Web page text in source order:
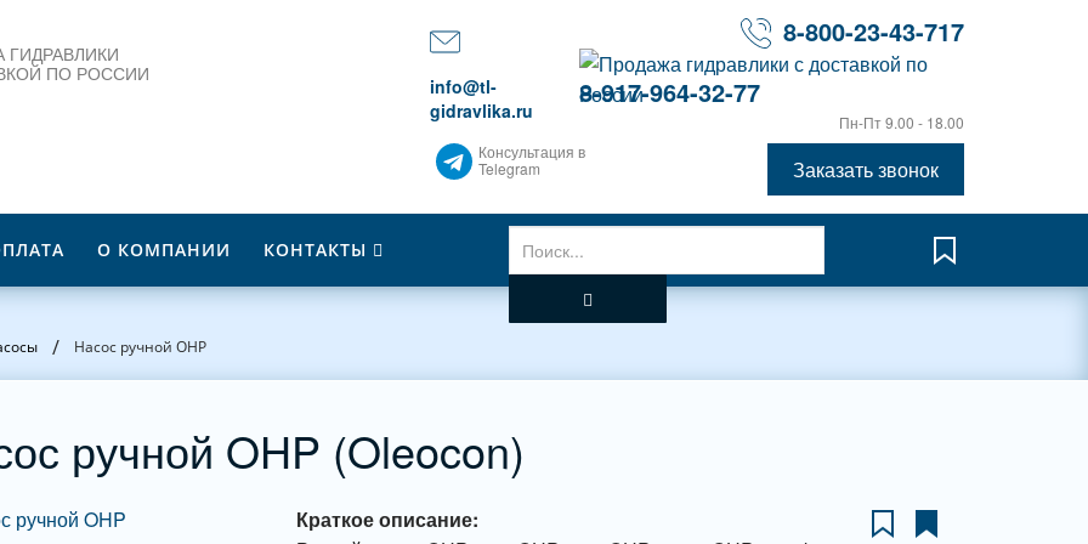
ПО РОССИИ
info@tl-
gidravlika.ru
8-800-23-43-717
8-917-964-32-77
Пн-Пт 9.00 - 18.00
Консультация в
Telegram
Заказать звонок
О КОМПАНИИ КОНТАКТЫ
/ Насос ручной OHP
ручной OHP (Oleocon)
Краткое описание: